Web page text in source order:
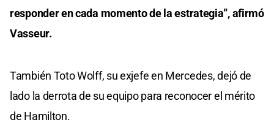
responder en cada momento de la estrategia”, afirmó
Vasseur.
También Toto Wolff, su exjefe en Mercedes, dejó de
lado la derrota de su equipo para reconocer el mérito
de Hamilton.